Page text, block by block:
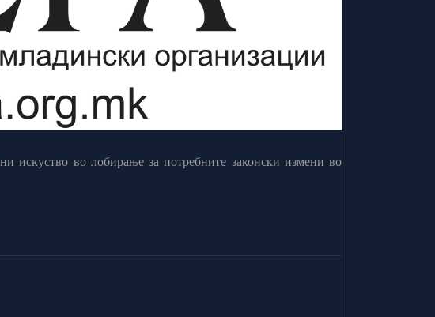
искуство во лобирање за потребните законски измени во